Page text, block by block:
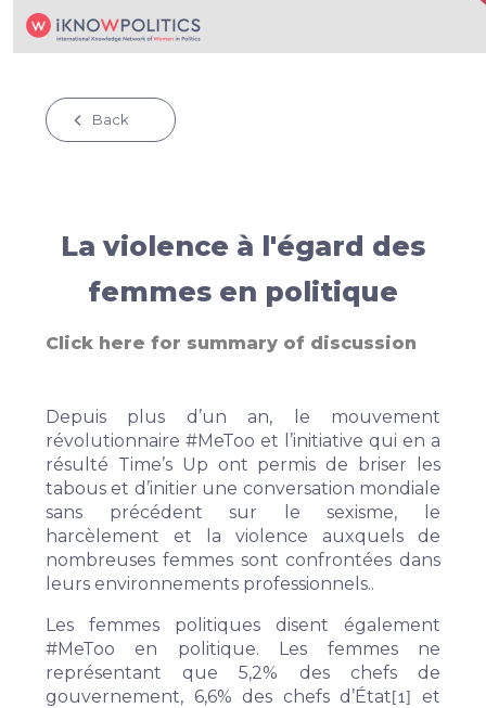
Back
La violence à l'égard des
femmes en politique
Click here for summary of discussion
Depuis plus d’un an, le mouvement
révolutionnaire #MeToo et l’initiative qui en a
résulté Time’s Up ont permis de briser les
tabous et d’initier une conversation mondiale
sans précédent sur le sexisme, le
harcèlement et la violence auxquels de
nombreuses femmes sont confrontées dans
leurs environnements professionnels..
Les femmes politiques disent également
#MeToo en politique. Les femmes ne
représentant que 5,2% des chefs de
gouvernement, 6,6% des chefs d’État [1]
et